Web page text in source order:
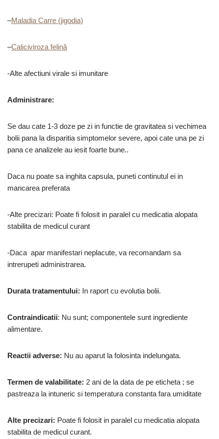
–Maladia Carre (jigodia)
–Caliciviroza felină
-Alte afectiuni virale si imunitare
Administrare:
Se dau cate 1-3 doze pe zi in functie de gravitatea si vechimea
bolii pana la disparitia simptomelor severe, apoi cate una pe zi
pana ce analizele au iesit foarte bune..
Daca nu poate sa inghita capsula, puneti continutul ei in
mancarea preferata
-Alte precizari: Poate fi folosit in paralel cu medicatia alopata
stabilita de medicul curant
-Daca apar manifestari neplacute, va recomandam sa
intrerupeti administrarea.
Durata tratamentului: In raport cu evolutia bolii.
Contraindicatii: Nu sunt; componentele sunt ingrediente
alimentare.
Reactii adverse: Nu au aparut la folosinta indelungata.
Termen de valabilitate: 2 ani de la data de pe eticheta ; se
pastreaza la intuneric si temperatura constanta fara umiditate
Alte precizari: Poate fi folosit in paralel cu medicatia alopata
stabilita de medicul curant.